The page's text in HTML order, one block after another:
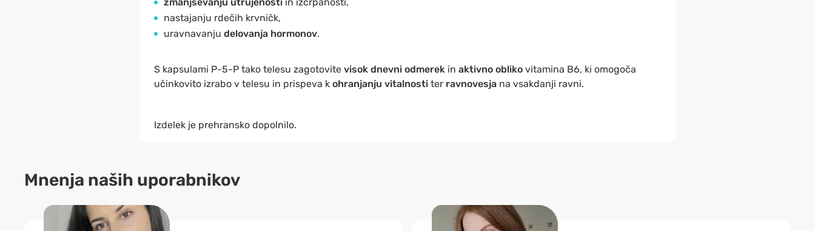
nastajanju rdečih krvničk,
uravnavanju delovanja hormonov.
S kapsulami P-5-P tako telesu zagotovite visok dnevni odmerekin aktivno obliko vitamina B6, ki omogoča
učinkovito izrabo v telesu in prispeva kohranjanju vitalnosti ter ravnovesja na vsakdanji ravni.
Izdelek je prehransko dopolnilo.
Mnenja naših uporabnikov